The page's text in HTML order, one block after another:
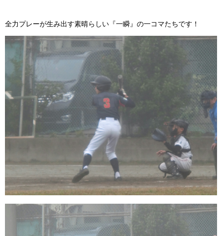
全力プレーが生み出す素晴らしい『一瞬』の一コマたちです！